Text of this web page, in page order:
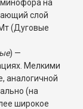
на
слой
(Дуговые
) —
Мелкими
аналогичной
(на
широкое